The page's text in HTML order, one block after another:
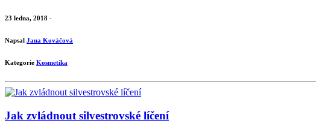
23 ledna, 2018 -
Napsal Jana Kováčová
Kategorie Kosmetika
Jak zvládnout silvestrovské líčení